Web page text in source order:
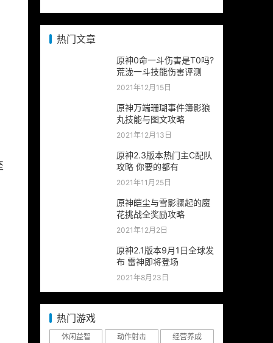
热门文章
原神0命一斗伤害是T0吗?
荒泷一斗技能伤害评测
2021年12月15日
原神万端珊瑚事件簿影狼
丸技能与图文攻略
2021年12月13日
原神2.3版本热门主C配队
攻略 你要的都有
2021年11月25日
原神皑尘与雪影骤起的魔
花挑战全奖励攻略
2021年12月2日
原神2.1版本9月1日全球发
布 雷神即将登场
2021年8月23日
热门游戏
休闲益智 动作射击 经营养成